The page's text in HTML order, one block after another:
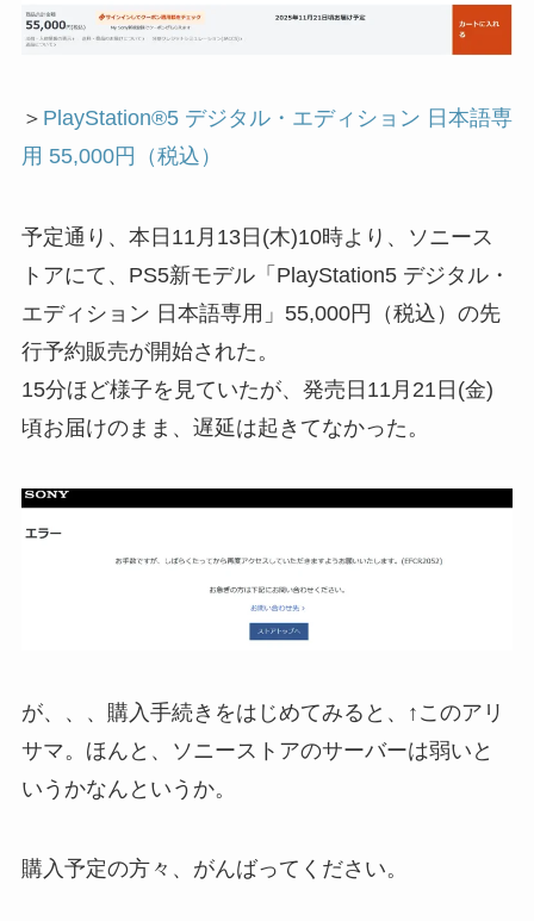
＞ PlayStation®5 デジタル・エディション 日本語専
用 55,000円（税込）
予定通り、本日11月13日(木)10時より、ソニース
トアにて、PS5新モデル「PlayStation5 デジタル・
エディション 日本語専用」55,000円（税込）の先
行予約販売が開始された。
15分ほど様子を見ていたが、発売日11月21日(金)
頃お届けのまま、遅延は起きてなかった。
が、、、購入手続きをはじめてみると、↑このアリ
サマ。ほんと、ソニーストアのサーバーは弱いと
いうかなんというか。
購入予定の方々、がんばってください。